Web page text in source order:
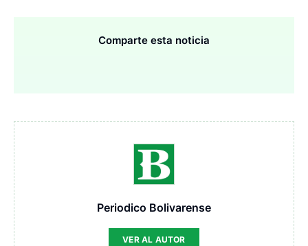
Comparte esta noticia
Periodico Bolivarense
VER AL AUTOR